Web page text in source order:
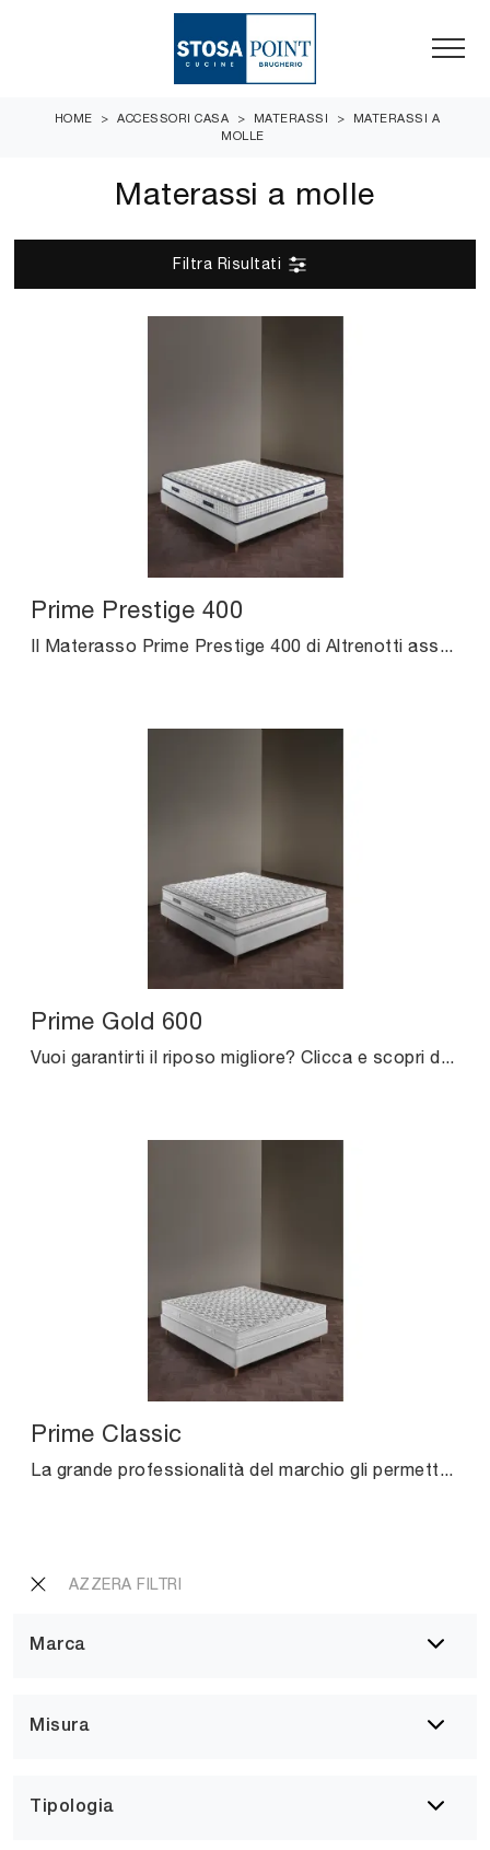
HOME > ACCESSORI CASA > MATERASSI >
MATERASSI A
MOLLE
Materassi a molle
AZZERA FILTRI
Marca
Misura
Tipologia
Filtra Risultati
Prime Prestige 400
Il Materasso Prime Prestige 400 di Altrenotti assicura un appoggio corretto ad ognuno, o meglio la giusta posizione per la spina dorsale durante la ...
Prime Gold 600
Vuoi garantirti il riposo migliore? Clicca e scopri di più sul materasso Prime Gold 600 tra i modelli a molle matrimoniali di Altrenotti!
Prime Classic
La grande professionalità del marchio gli permette di raggiungere con i suoi prodotti di qualità l'eccellenza in termini di prestazioni e comfort.